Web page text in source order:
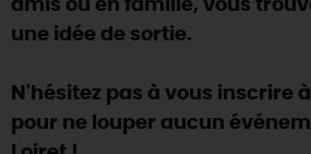
amis ou en famille, vous
une idée de sortie.
N'hésitez pas à vous inscrire
pour ne louper aucun